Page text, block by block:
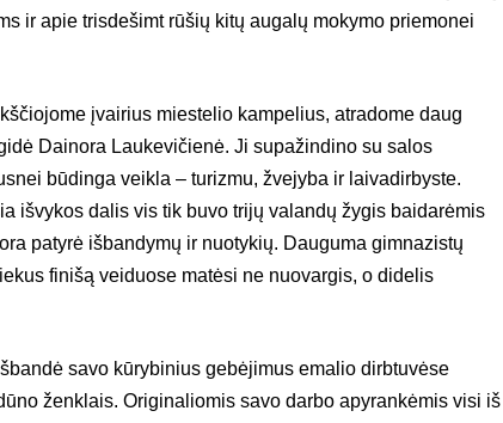
ir apie trisdešimt rūšių kitų augalų mokymo priemonei
įvairius miestelio kampelius, atradome daug
Dainora Laukevičienė. Ji supažindino su salos
būdinga veikla – turizmu, žvejyba ir laivadirbyste.
išvykos dalis vis tik buvo trijų valandų žygis baidarėmis
patyrė išbandymų ir nuotykių. Dauguma gimnazistų
finišą veiduose matėsi ne nuovargis, o didelis
savo kūrybinius gebėjimus emalio dirbtuvėse
ženklais. Originaliomis savo darbo apyrankėmis visi iš